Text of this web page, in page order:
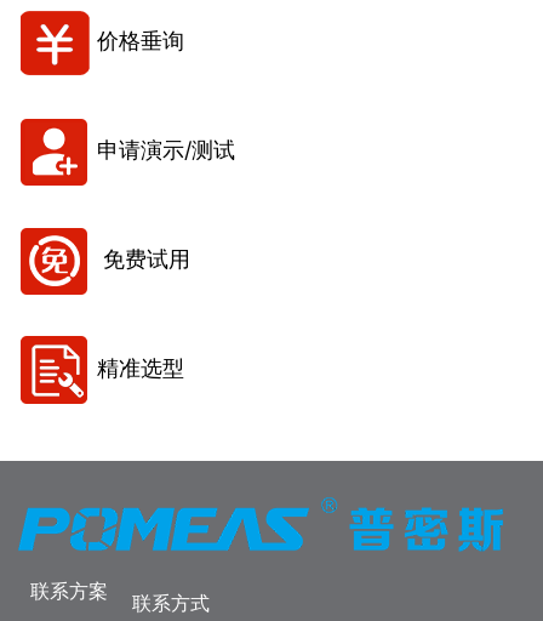
价格垂询
申请演示/测试
免费试用
精准选型
联系方案 联系方式